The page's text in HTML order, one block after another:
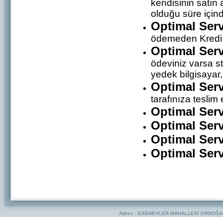
kendisinin satın
olduğu süre
Optimal
ödemeden
Optimal
ödeviniz varsa
yedek
Optimal
tarafınıza teslim
Optimal
Optimal
Optimal
Optimal
Adres : ESENEVLER MAHALLESİ